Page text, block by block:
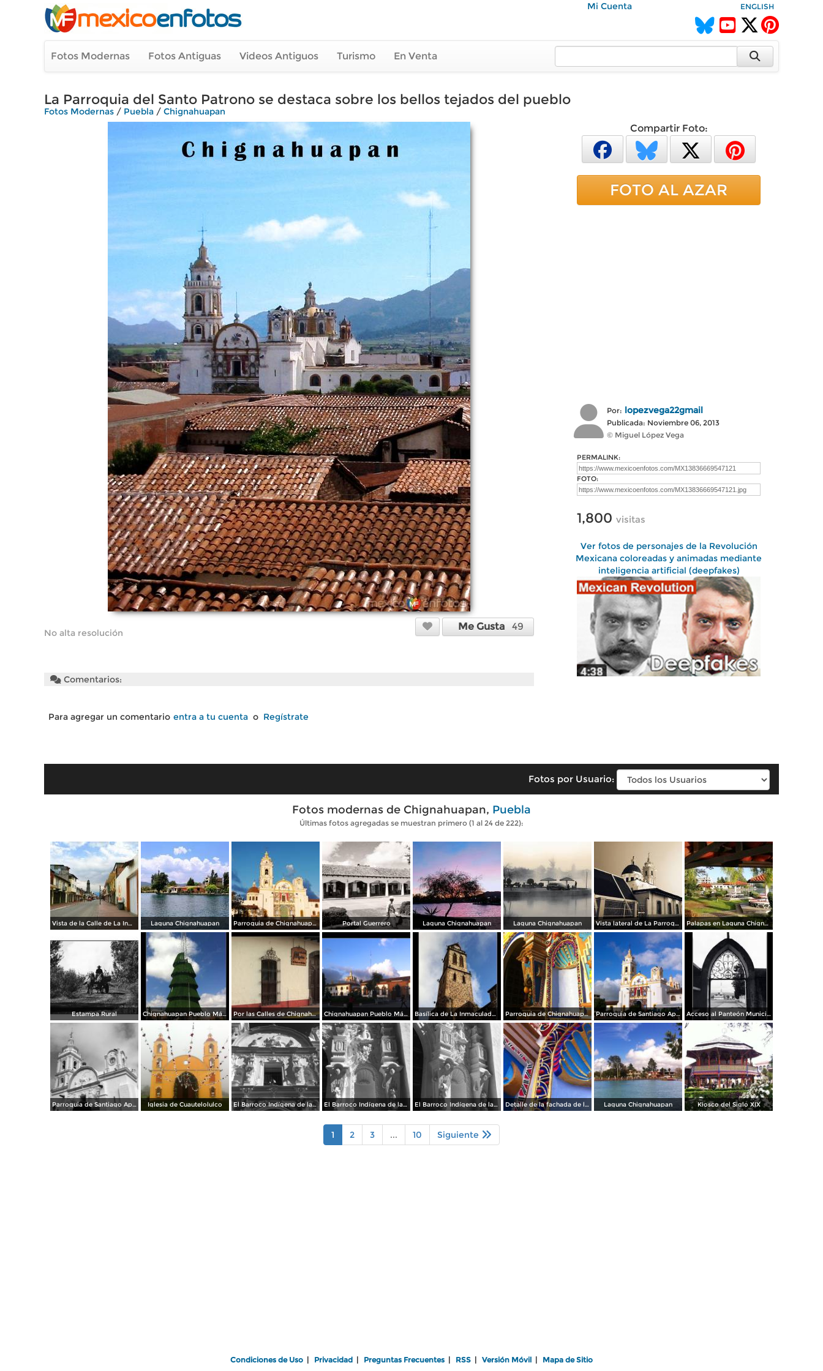
Mi Cuenta ENGLISH
Fotos Modernas Fotos Antiguas Videos Antiguos Turismo En Venta
La Parroquia del Santo Patrono se destaca sobre los bellos tejados del pueblo
Fotos Modernas / Puebla / Chignahuapan
No alta resolución
Me Gusta 49
Comentarios:
Para agregar un comentario entra a tu cuenta o Regístrate
Compartir Foto:
FOTO AL AZAR
Por: lopezvega22gmail
Publicada: Noviembre 06, 2013
© Miguel López Vega
PERMALINK:
FOTO:
1,800 visitas
Ver fotos de personajes de la Revolución
Mexicana coloreadas y animadas mediante
inteligencia artificial (deepfakes)
Fotos por Usuario:
Fotos modernas de Chignahuapan, Puebla
Últimas fotos agregadas se muestran primero (1 al 24 de 222):
Vista de la Calle de La Inmaculada en Semana Santa 2020. Laguna Chignahuapan Parroquia de Chignahuapan Portal Guerrero Laguna Chignahuapan Laguna Chignahuapan Vista lateral de La Parroquia Palapas en Laguna Chignahuapan
Estampa Rural Chignahuapan Pueblo Mágico Por las Calles de Chignahuapan Chignahuapan Pueblo Mágico Basílica de La Inmaculada Concepción. Parroquia de Chignahuapan. Parroquia de Santiago Apóstol Acceso al Panteón Municipal
Parroquia de Santiago Apóstol. Zócalo de la ciudad. Iglesia de Cuautelolulco El Barroco Indígena de la Parroquia El Barroco Indígena de la Parroquia de Chignahuapan. El Barroco Indígena de la Parrroquia de Chignahuapan. Detalle de la fachada de la Parroquia de Chignahuapan Laguna Chignahuapan Kiosco del Siglo XIX
1 2 3 ... 10 Siguiente
Condiciones de Uso Privacidad Preguntas Frecuentes RSS Versión Móvil Mapa de Sitio